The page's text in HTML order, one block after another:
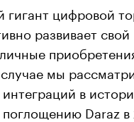
гигант цифровой
развивает
мы
в
Daraz в